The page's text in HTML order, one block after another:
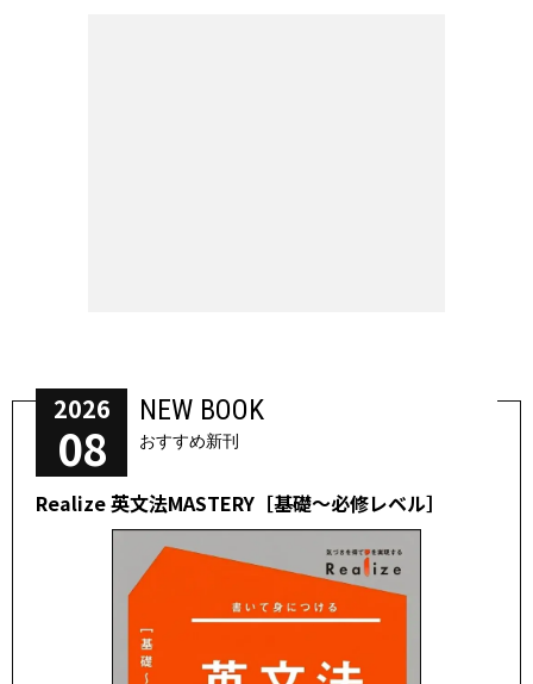
2026
08
NEW BOOK
おすすめ新刊
Realize 英文法MASTERY［基礎～必修レベル］